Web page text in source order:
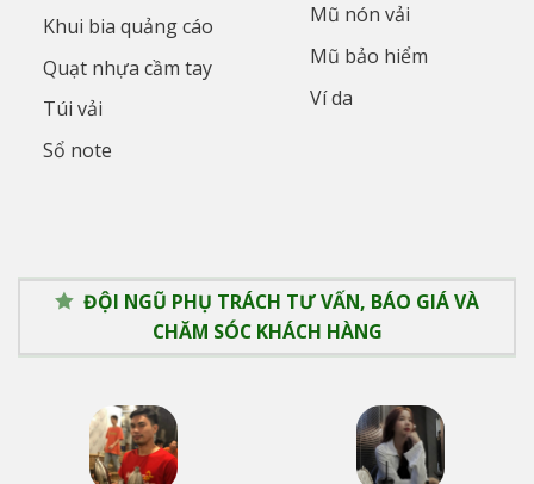
Khui bia quảng cáo
Quạt nhựa cầm tay
Túi vải
Sổ note
Mũ nón vải
Mũ bảo hiểm
Ví da
ĐỘI NGŨ PHỤ TRÁCH TƯ VẤN, BÁO GIÁ VÀ
CHĂM SÓC KHÁCH HÀNG